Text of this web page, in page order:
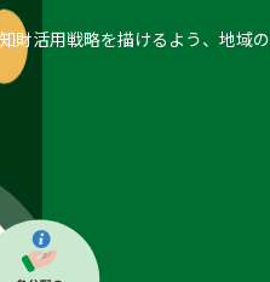
財活用戦略を描けるよう、地域の